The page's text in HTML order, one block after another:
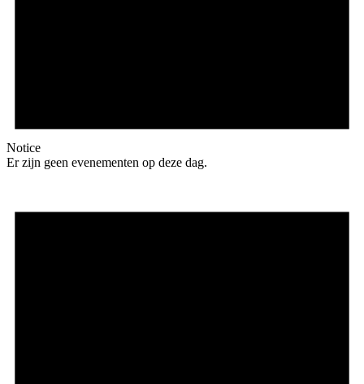
Notice
Er zijn geen evenementen op deze dag.